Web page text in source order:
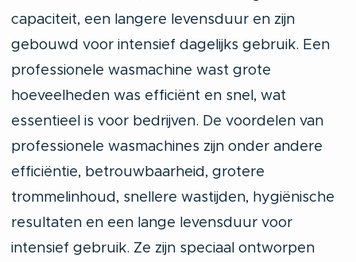
capaciteit, een langere levensduur en zijn
gebouwd voor intensief dagelijks gebruik. Een
professionele wasmachine wast grote
hoeveelheden was efficiënt en snel, wat
essentieel is voor bedrijven. De voordelen van
professionele wasmachines zijn onder andere
efficiëntie, betrouwbaarheid, grotere
trommelinhoud, snellere wastijden, hygiënische
resultaten en een lange levensduur voor
intensief gebruik. Ze zijn speciaal ontworpen